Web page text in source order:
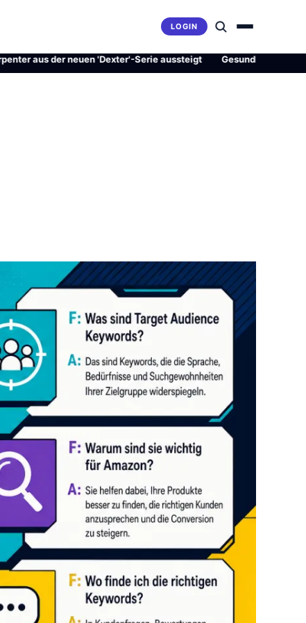
LOGIN
der neuen 'Dexter'-Serie aussteigt· Gesundheitsrevolution